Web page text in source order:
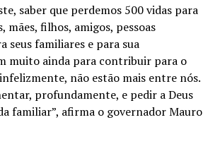
saber que perdemos 500 vidas para
mães, filhos, amigos, pessoas
seus familiares e para sua
muito ainda para contribuir para o
não estão mais entre nós.
profundamente, e pedir a Deus
familiar”, afirma o governador Mauro